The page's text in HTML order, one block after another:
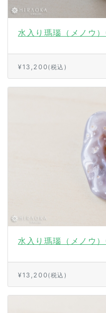
水入り瑪瑙（メノウ
¥13,200(税込)
水入り瑪瑙（メノウ
¥13,200(税込)